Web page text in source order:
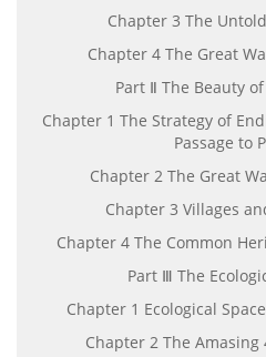
Chapter 3 The
Chapter 4 The Great
Part Ⅱ The Beauty
Chapter 1 The Strategy of
Passage to
Chapter 2 The Great
Chapter 3 Villages
Chapter 4 The Common
Part Ⅲ The
Chapter 1 Ecological
Chapter 2 The